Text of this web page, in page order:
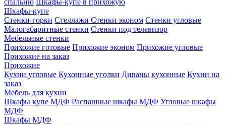
спальню Шкафы-купе в прихожую
Шкафы-купе
Стенки-горки Стеллажи Стенки эконом Стенки угловые
Малогабаритные стенки Стенки под телевизор
Мебельные стенки
Прихожие готовые Прихожие эконом Прихожие угловые
Прихожие на заказ
Прихожие
Кухни угловые Кухонные уголки Диваны кухонные Кухни на
заказ
Мебель для кухни
Шкафы купе МДФ Распашные шкафы МДФ Угловые шкафы
МДФ
Шкафы МДФ